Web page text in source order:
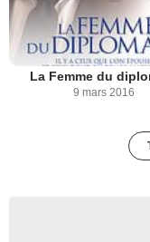
La Femme du
9 mars 2016